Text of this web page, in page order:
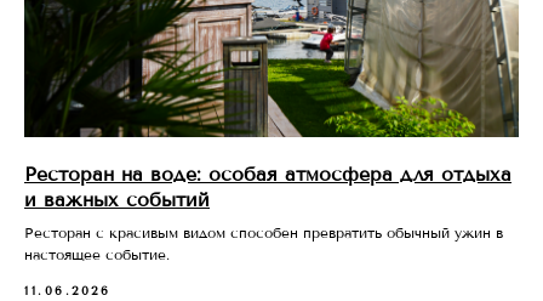
Ресторан на воде: особая атмосфера для отдыха
и важных событий
Ресторан с красивым видом способен превратить обычный ужин в
настоящее событие.
11.06.2026